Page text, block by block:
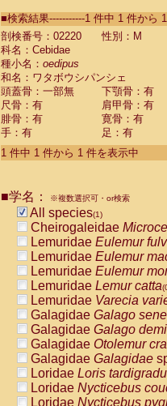
CebidaeSaguinus
Cebidae Saguinus
Cebidae
Cebidae
CebidaeSaguinus
Cebidae Saguinus
Cebidae Saguinus
Cebidae Saguinusspp.
Cebidae Aotus
Cebidae Cebus albifrons
CebidaeCebus
CebidaeCebus
CebidaeSaimiri
CebidaeSaimiri
AtelidaeAlouatta
AtelidaeAlouatta fusca
AtelidaeAlouatta
AtelidaeAlouattaspp.(0)
AtelidaeAteles
AtelidaeAteles
AtelidaeAteles
AtelidaeAtelesspp.(0)
Atelidae Lagothrix
AtelidaeLagothrix
PitheciidaeCacajao
■検索結果-----------1 件中 1 件から
剖検番号：02220
性別：M
科名：Cebidae
種小名： oedipus
和名：ワタボウシパンシェ
頭蓋骨：一部無
下顎骨：有
尺骨：有
肩甲骨：有
腓骨：有
寛骨：有
手：有
足：有
1 件中 1 件から 1 件を表示中
■学名： ※複数選択可・or検索
All species(1)
Cheirogaleidae
Lemuridae Eulemur
Lemuridae Eulemur
Lemuridae Eulemur
Lemuridae Lemur catta
Lemuridae Varecia
Galagidae Galago
Galagidae Galago
Galagidae Otolemur
Galagidae Galagidae
Loridae Loris
Loridae Nycticebus
Loridae Nycticebus